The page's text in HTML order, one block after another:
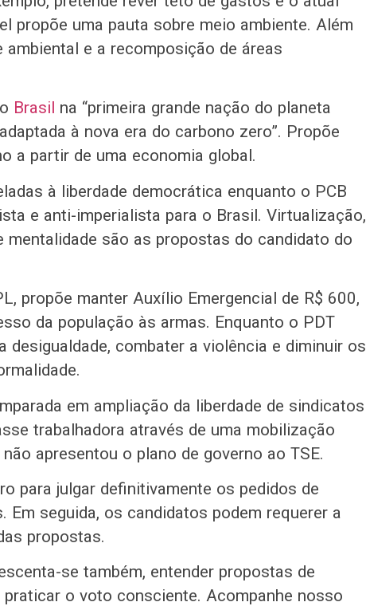
propõe uma pauta sobre meio ambiente. Além
e a recomposição de áreas
Brasil na “primeira grande nação do planeta
à nova era do carbono zero”. Propõe
a partir de uma economia global.
à liberdade democrática enquanto o PCB
e anti-imperialista para o Brasil. Virtualização,
mentalidade são as propostas do candidato do
propõe manter Auxílio Emergencial de R$ 600,
da população às armas. Enquanto o PDT
desigualdade, combater a violência e diminuir os
em ampliação da liberdade de sindicatos
trabalhadora através de uma mobilização
apresentou o plano de governo ao TSE.
para julgar definitivamente os pedidos de
Em seguida, os candidatos podem requerer a
propostas.
se também, entender propostas de
o voto consciente. Acompanhe nosso